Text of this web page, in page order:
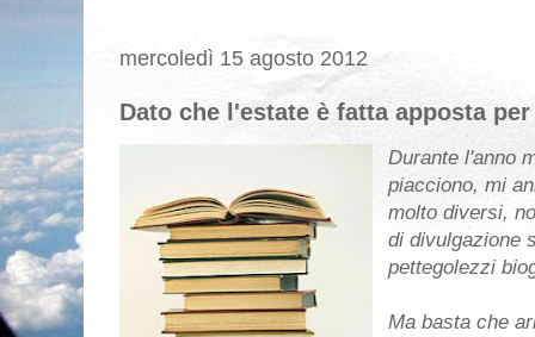
mercoledì 15 agosto 2012
Dato che l'estate è fatta apposta
Durante l'anno
piacciono, mi
molto diversi,
di divulgazione
pettegolezzi
Ma basta che